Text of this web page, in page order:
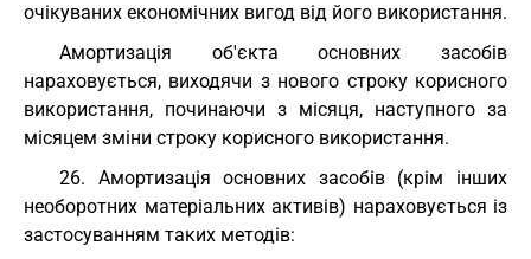
очікуваних економічних вигод від його використання.
Амортизація об'єкта основних засобів
нараховується, виходячи з нового строку корисного
використання, починаючи з місяця, наступного за
місяцем зміни строку корисного використання.
26. Амортизація основних засобів (крім інших
необоротних матеріальних активів) нараховується із
застосуванням таких методів: